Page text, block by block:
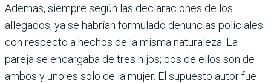
Además, siempre según las declaraciones de los
allegados, ya se habrían formulado denuncias policiales
con respecto a hechos de la misma naturaleza. La
pareja se encargaba de tres hijos; dos de ellos son de
ambos y uno es solo de la mujer. El supuesto autor fue